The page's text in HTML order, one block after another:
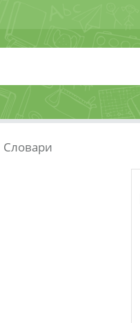
Словари